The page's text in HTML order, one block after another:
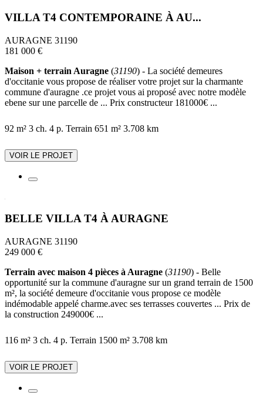
VILLA T4 CONTEMPORAINE À AU...
AURAGNE 31190
181 000 €
Maison + terrain Auragne (31190) - La société demeures
d'occitanie vous propose de réaliser votre projet sur la charmante
commune d'auragne .ce projet vous ai proposé avec notre modèle
ebene sur une parcelle de ... Prix constructeur 181000€ ...
92 m² 3 ch. 4 p. Terrain 651 m² 3.708 km
VOIR LE PROJET
BELLE VILLA T4 À AURAGNE
AURAGNE 31190
249 000 €
Terrain avec maison 4 pièces à Auragne (31190) - Belle
opportunité sur la commune d'auragne sur un grand terrain de 1500
m², la société demeure d'occitanie vous propose ce modèle
indémodable appelé charme.avec ses terrasses couvertes ... Prix de
la construction 249000€ ...
116 m² 3 ch. 4 p. Terrain 1500 m² 3.708 km
VOIR LE PROJET